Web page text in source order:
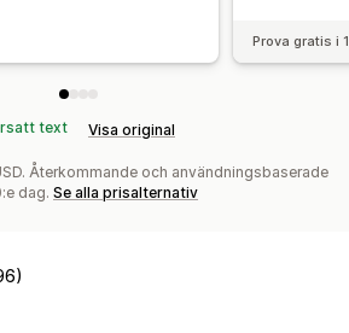
Prova gratis i
text Visa original
Återkommande och användningsbaserade
dag. Se alla prisalternativ